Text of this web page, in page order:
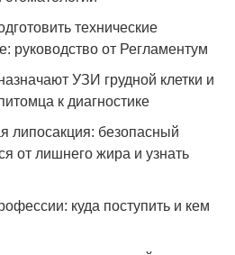
технические
руководство от Регламентум
УЗИ грудной клетки и
к диагностике
липосакция: безопасный
от лишнего жира и узнать
куда поступить и кем